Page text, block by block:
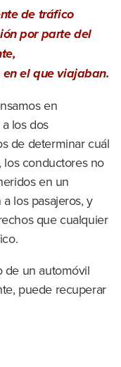
de tráfico
por parte del
el que viajaban.
en
los dos
de determinar cuál
los conductores no
en un
los pasajeros, y
que cualquier
de un automóvil
puede recuperar